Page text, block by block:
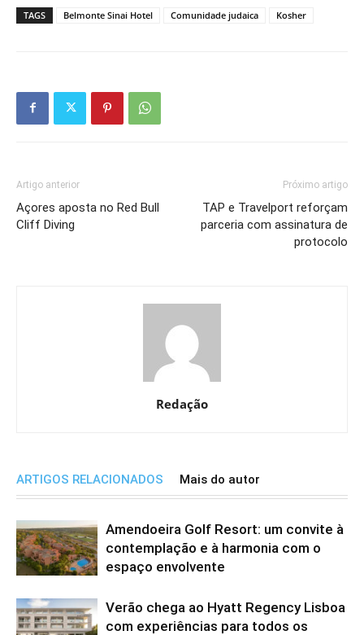
TAGS Belmonte Sinai Hotel Comunidade judaica Kosher
Artigo anterior
Açores aposta no Red Bull
Cliff Diving
Próximo artigo
TAP e Travelport reforçam
parceria com assinatura de
protocolo
Redação
ARTIGOS RELACIONADOS Mais do autor
Amendoeira Golf Resort: um convite à
contemplação e à harmonia com o
espaço envolvente
Verão chega ao Hyatt Regency Lisboa
com experiências para todos os